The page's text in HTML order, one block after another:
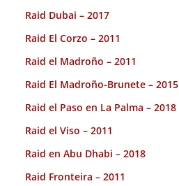
Raid Dubai – 2017
Raid El Corzo – 2011
Raid el Madroño – 2011
Raid El Madroño-Brunete – 2015
Raid el Paso en La Palma – 2018
Raid el Viso – 2011
Raid en Abu Dhabi – 2018
Raid Fronteira – 2011